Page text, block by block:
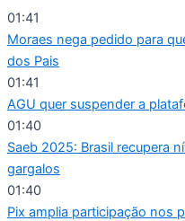
Ir
para
o
conteúdo
01:41
Moraes nega pedido para
dos Pais
01:41
AGU quer suspender a
01:40
Saeb 2025: Brasil recupera
gargalos
01:40
Pix amplia participação nos